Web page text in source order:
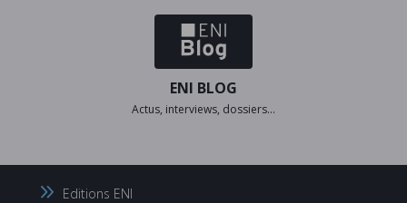
ENI BLOG
Actus, interviews, dossiers…
Editions ENI